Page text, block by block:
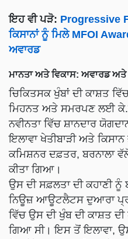
ਇਹ ਵੀ ਪੜੋ: Progressive
ਕਿਸਾਨਾਂ ਨੂੰ ਮਿਲੇ MFOI
ਅਵਾਰਡ
ਮਾਨਤਾ ਅਤੇ ਵਿਕਾਸ: ਅਵਾਰਡ
ਚਿਕਿਤਸਕ ਖੁੰਬਾਂ ਦੀ ਕਾਸ਼ਤ
ਮਿਹਨਤ ਅਤੇ ਸਮਰਪਣ ਲਈ
ਨਵੀਨਤਾ ਵਿੱਚ ਸ਼ਾਨਦਾਰ
ਇਲਾਵਾ ਖੇਤੀਬਾੜੀ ਅਤੇ
ਕਮਿਸ਼ਨਰ ਦਫ਼ਤਰ, ਬਰਨਾਲਾ
ਕੀਤਾ ਗਿਆ।
ਉਸ ਦੀ ਸਫ਼ਲਤਾ ਦੀ ਕਹਾਣੀ ਨੂੰ
ਨਿਊਜ਼ ਆਊਟਲੈਟਸ ਦੁਆਰਾ
ਵਿੱਚ ਉਸ ਦੀ ਖੁੰਬ ਦੀ ਕਾਸ਼ਤ
ਗਿਆ ਸੀ। ਇਸ ਤੋਂ ਇਲਾਵਾ,